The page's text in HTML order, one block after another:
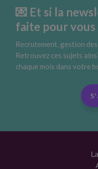
💌 Et si la
faite pour vous
Recrutement, gestion
Retrouvez ces sujets
chaque mois dans votre